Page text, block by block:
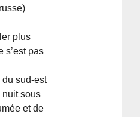
plus
s’est pas
du sud-est
nuit sous
et de